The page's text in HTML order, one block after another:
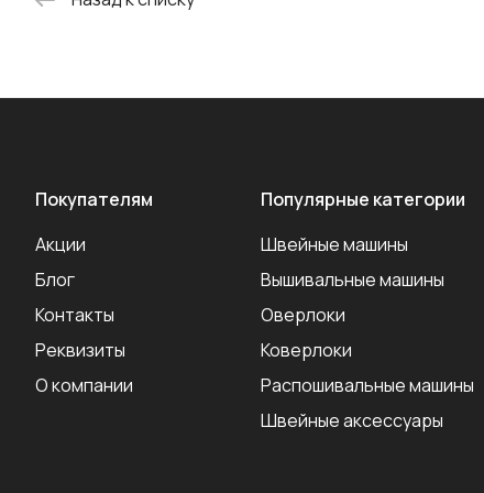
Покупателям
Акции
Блог
Контакты
Реквизиты
О компании
Популярные категории
Швейные машины
Вышивальные машины
Оверлоки
Коверлоки
Распошивальные машины
Швейные аксеcсуары